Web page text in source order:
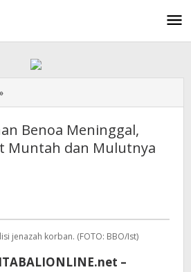
»
di
Benoa
Meninggal,
Mulutnya
Keluar
Benoa Meninggal,
Muntah dan Mulutnya
jenazah korban. (FOTO: BBO/Ist)
–